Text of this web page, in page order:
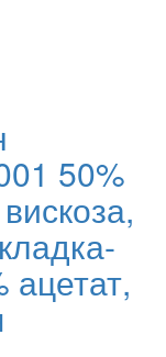
50%
ацетат,